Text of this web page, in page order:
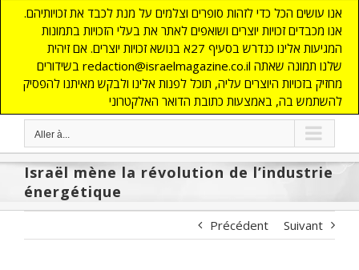
אנו עושים הכל כדי לזהות סופרים וצלמים על מנת לכבד את זכויותיהם.
אנו מכבדים זכויות יוצרים ושואפים לאתר את בעלי הזכויות בתמונות
המגיעות אלינו כנדרש בסעיף 27א בנושא זכויות יוצרים. אם זיהית
בשידורים redaction@israelmagazine.co.il שלנו תמונה שאתה
מחזיק בזכויות היוצרים עליה, תוכל לפנות אלינו ולבקש מאיתנו להפסיק
להשתמש בה, באמצעות כתובת הדואר האלקטרוני
Aller à...
Israël mène la révolution de l’industrie
énergétique
Précédent Suivant